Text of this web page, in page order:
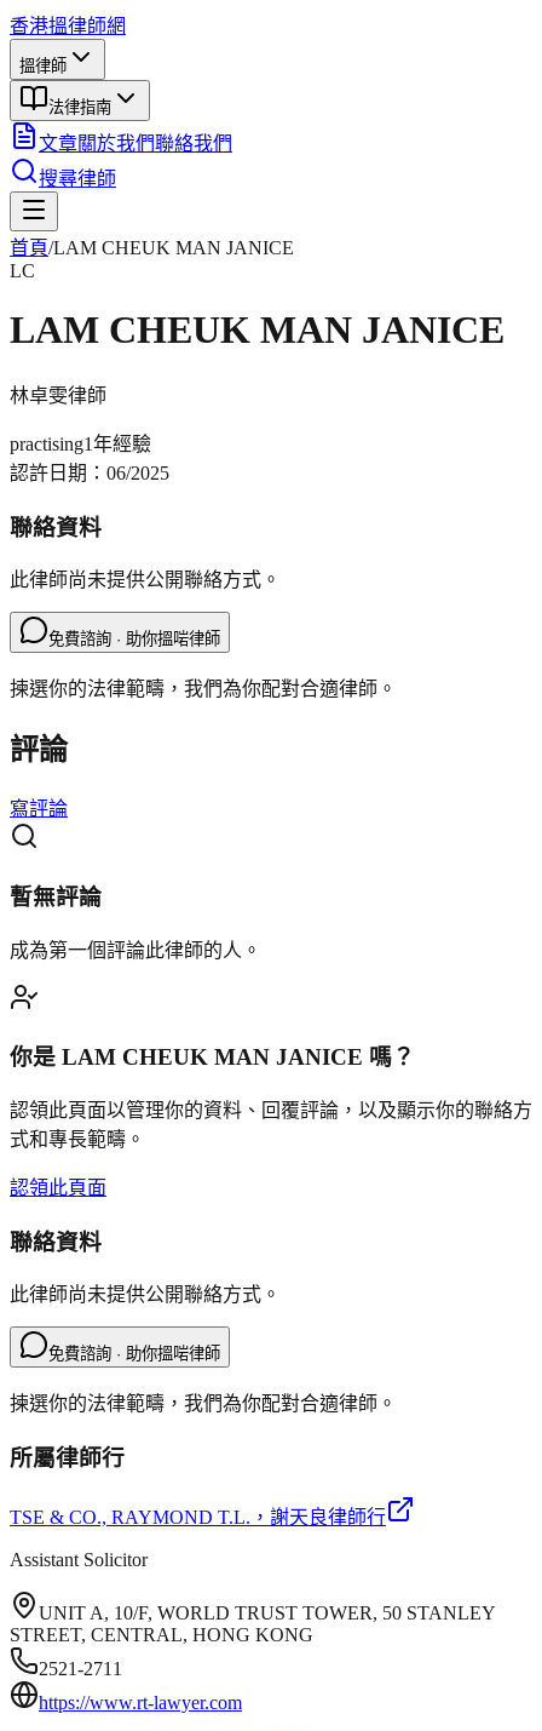
香港搵律師網
搵律師
法律指南
文章關於我們聯絡我們
搜尋律師
首頁/LAM CHEUK MAN JANICE
LC
LAM CHEUK MAN JANICE
林卓雯律師
practising1年經驗
認許日期： 06/2025
聯絡資料
此律師尚未提供公開聯絡方式。
免費諮詢 · 助你搵啱律師
揀選你的法律範疇，我們為你配對合適律師。
評論
寫評論
暫無評論
成為第一個評論此律師的人。
你是 LAM CHEUK MAN JANICE 嗎？
認領此頁面以管理你的資料、回覆評論，以及顯示你的聯絡方
式和專長範疇。
認領此頁面
聯絡資料
此律師尚未提供公開聯絡方式。
免費諮詢 · 助你搵啱律師
揀選你的法律範疇，我們為你配對合適律師。
所屬律師行
TSE & CO., RAYMOND T.L. ，謝天良律師行
Assistant Solicitor
UNIT A, 10/F, WORLD TRUST TOWER, 50 STANLEY
STREET, CENTRAL, HONG KONG
2521-2711
https://www.rt-lawyer.com